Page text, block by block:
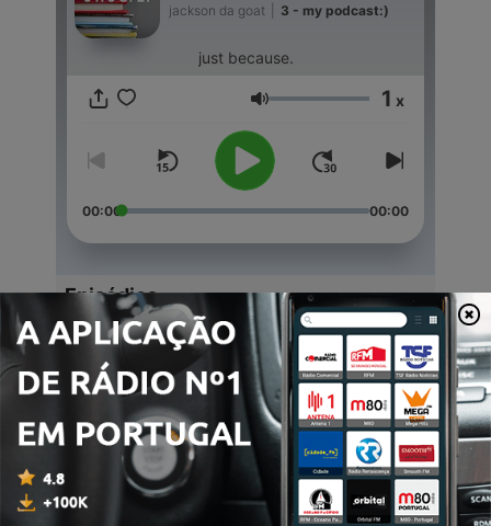
jackson da goat 3 - my podcast:)
just because.
Volume 1 x
00:00 00:00
Episódios
3 - my podcast:)
06 jun. 2021
2 - JnJ
04 jun. 2021
J n J s1 e1